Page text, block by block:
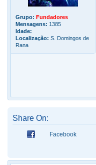
Grupo: Fundadores
Mensagens: 1385
Idade:
Localização: S. Domingos de
Rana
Share On:
Facebook